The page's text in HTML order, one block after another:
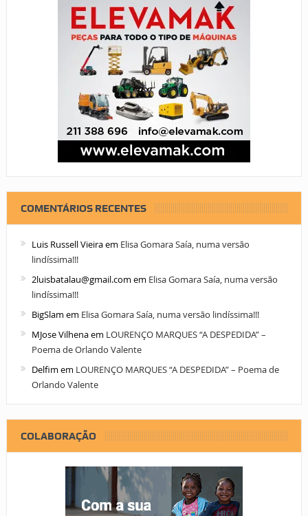
COMENTÁRIOS RECENTES
Luis Russell Vieiraem Elisa Gomara Saía, numa versão
lindíssima!!!
2luisbatalau@gmail.com em Elisa Gomara Saía, numa versão
lindíssima!!!
BigSlam em Elisa Gomara Saía, numa versão lindíssima!!!
MJose Vilhenaem LOURENÇO MARQUES “A DESPEDIDA” –
Poema de Orlando Valente
Delfim em LOURENÇO MARQUES “A DESPEDIDA” – Poema de
Orlando Valente
COLABORAÇÃO